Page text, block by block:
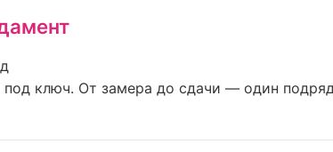
ключ. От замера до сдачи — один